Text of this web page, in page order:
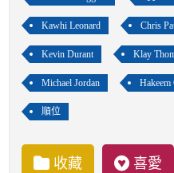
Kawhi Leonard Chris
Kevin Durant Klay
Michael Jordan
順位
收藏 喜愛